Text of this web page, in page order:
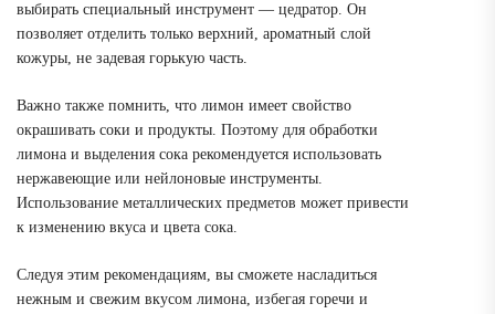
выбирать специальный инструмент — цедратор. Он
позволяет отделить только верхний, ароматный слой
кожуры, не задевая горькую часть.
Важно также помнить, что лимон имеет свойство
окрашивать соки и продукты. Поэтому для обработки
лимона и выделения сока рекомендуется использовать
нержавеющие или нейлоновые инструменты.
Использование металлических предметов может привести
к изменению вкуса и цвета сока.
Следуя этим рекомендациям, вы сможете насладиться
нежным и свежим вкусом лимона, избегая горечи и